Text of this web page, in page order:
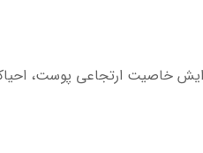
خاصیت ارتجاعی پوست،